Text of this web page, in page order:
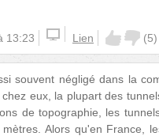
13:23 Lien (5)
souvent négligé dans la
eux, la plupart des
de topographie, les
Alors qu'en France,